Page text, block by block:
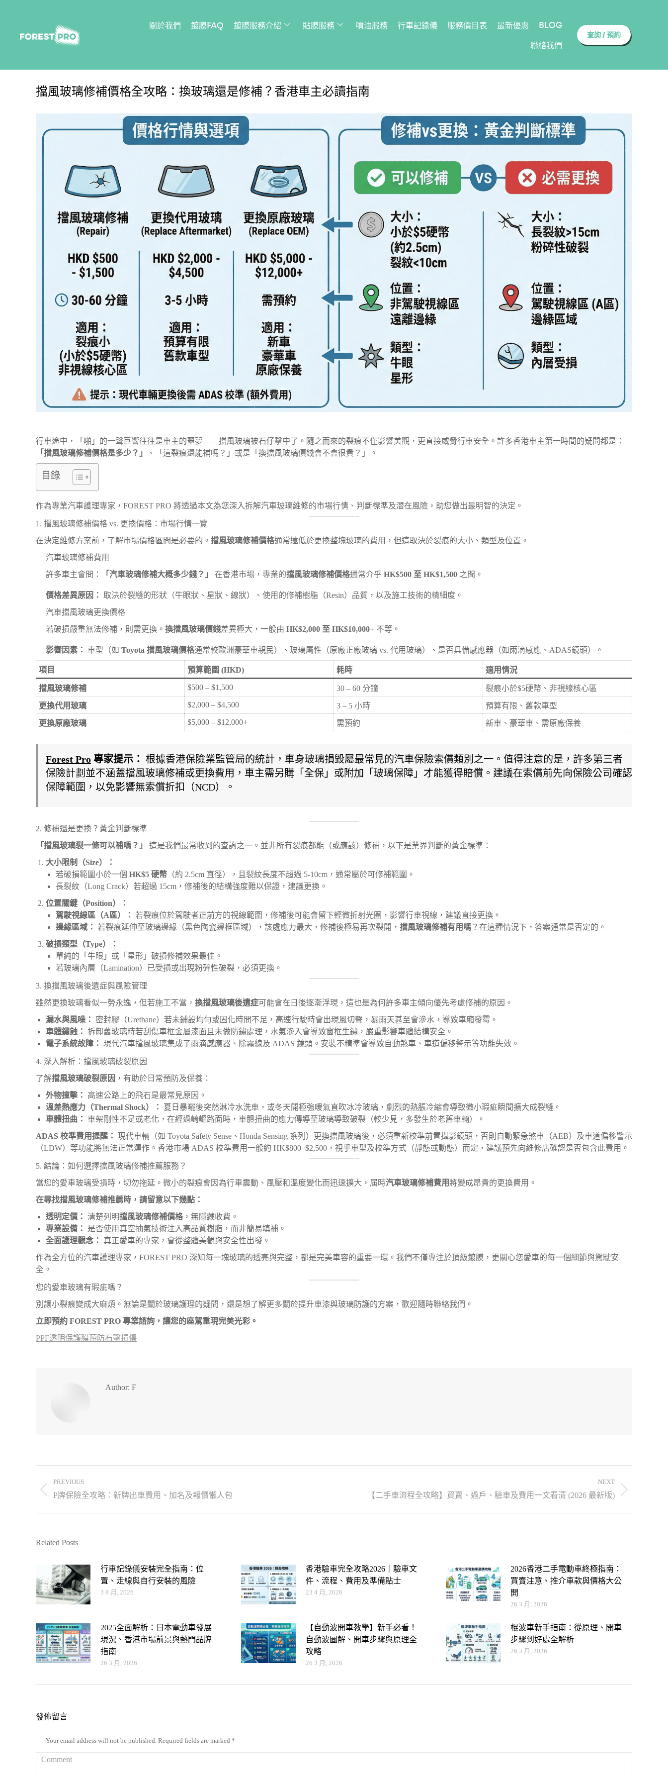
關於我們 鍍膜FAQ 鍍膜服務介紹 貼膜服務 噴油服務 行車記錄儀 服務價目表 最新優惠
BLOG
聯絡我們
查詢 / 預約
擋風玻璃修補價格全攻略：換玻璃還是修補？香港車主必讀指南
行車途中，「啪」的一聲巨響往往是車主的噩夢——擋風玻璃被石仔擊中了。隨之而來的裂痕不僅影響美觀，更直接威脅行車安全。許多香港車主第一時間的疑問都是：
「擋風玻璃修補價格是多少？」
、「這裂痕還能補嗎？」或是「換擋風玻璃價錢會不會很貴？」。
目錄
作為專業汽車護理專家，FOREST PRO 將透過本文為您深入拆解汽車玻璃維修的市場行情、判斷標準及潛在風險，助您做出最明智的決定。
1. 擋風玻璃修補價格 vs. 更換價格：市場行情一覽
在決定維修方案前，了解市場價格區間是必要的。 擋風玻璃修補價格通常遠低於更換整塊玻璃的費用，但這取決於裂痕的大小、類型及位置。
汽車玻璃修補費用
許多車主會問：
「汽車玻璃修補大概多少錢？」 在香港市場，專業的擋風玻璃修補價格通常介乎 HK$500 至 HK$1,500 之間。
價格差異原因： 取決於裂縫的形狀（牛眼狀、星狀、線狀）、使用的修補樹脂（Resin）品質，以及施工技術的精細度。
汽車擋風玻璃更換價格
若破損嚴重無法修補，則需更換。 換擋風玻璃價錢差異極大，一般由 HK$2,000 至 HK$10,000+ 不等。
影響因素： 車型（如 Toyota 擋風玻璃價格通常較歐洲豪華車親民）、玻璃屬性（原廠正廠玻璃 vs. 代用玻璃）、是否具備感應器（如雨滴感應、ADAS鏡頭）。
項目 預算範圍 (HKD) 耗時 適用情況
擋風玻璃修補 $500 – $1,500 30 – 60 分鐘 裂痕小於$5硬幣、非視線核心區
更換代用玻璃 $2,000 – $4,500 3 – 5 小時 預算有限、舊款車型
更換原廠玻璃 $5,000 – $12,000+ 需預約 新車、豪華車、需原廠保養
Forest Pro 專家提示： 根據香港保險業監管局的統計，車身玻璃損毀屬最常見的汽車保險索償類別之一。值得注意的是，許多第三者
保險計劃並不涵蓋擋風玻璃修補或更換費用，車主需另購「全保」或附加「玻璃保障」才能獲得賠償。建議在索償前先向保險公司確認
保障範圍，以免影響無索償折扣（NCD）。
2. 修補還是更換？黃金判斷標準
「擋風玻璃裂一條可以補嗎？」
這是我們最常收到的查詢之一。並非所有裂痕都能（或應該）修補，以下是業界判斷的黃金標準：
大小限制（Size）：
若破損範圍小於一個 HK$5 硬幣 （約 2.5cm 直徑），且裂紋長度不超過 5-10cm，通常屬於可修補範圍。
長裂紋（Long Crack）若超過 15cm，修補後的結構強度難以保證，建議更換。
位置關鍵（Position）：
駕駛視線區（A區）： 若裂痕位於駕駛者正前方的視線範圍，修補後可能會留下輕微折射光圈，影響行車視線，建議直接更換。
邊緣區域： 若裂痕延伸至玻璃邊緣（黑色陶瓷邊框區域），該處應力最大，修補後極易再次裂開， 擋風玻璃修補有用嗎 ？在這種情況下，答案通常是否定的。
破損類型（Type）：
單純的「牛眼」或「星形」破損修補效果最佳。
若玻璃內層（Lamination）已受損或出現粉碎性破裂，必須更換。
3. 換擋風玻璃後遺症與風險管理
雖然更換玻璃看似一勞永逸，但若施工不當， 換擋風玻璃後遺症可能會在日後逐漸浮現，這也是為何許多車主傾向優先考慮修補的原因。
漏水與風噪：
密封膠（Urethane）若未鋪設均勻或固化時間不足，高速行駛時會出現風切聲，暴雨天甚至會滲水，導致車廂發霉。
車體鏽蝕： 拆卸舊玻璃時若刮傷車框金屬漆面且未做防鏽處理，水氣滲入會導致窗框生鏽，嚴重影響車體結構安全。
電子系統故障： 現代汽車擋風玻璃集成了雨滴感應器、除霧線及 ADAS 鏡頭。安裝不精準會導致自動煞車、車道偏移警示等功能失效。
4. 深入解析：擋風玻璃破裂原因
了解擋風玻璃破裂原因 ，有助於日常預防及保養：
外物撞擊：
高速公路上的飛石是最常見原因。
溫差熱應力（Thermal Shock）：
夏日暴曬後突然淋冷水洗車，或冬天開極強暖氣直吹冰冷玻璃，劇烈的熱脹冷縮會導致微小瑕疵瞬間擴大成裂縫。
車體扭曲： 車架剛性不足或老化，在經過崎嶇路面時，車體扭曲的應力傳導至玻璃導致破裂（較少見，多發生於老舊車輛）。
ADAS 校準費用提醒： 現代車輛（如 Toyota Safety Sense、Honda Sensing 系列）更換擋風玻璃後，必須重新校準前置攝影鏡頭，否則自動緊急煞車（AEB）及車道偏移警示
（LDW）等功能將無法正常運作。香港市場 ADAS 校準費用一般約 HK$800–$2,500，視乎車型及校準方式（靜態或動態）而定，建議預先向維修店確認是否包含此費用。
5. 結論：如何選擇擋風玻璃修補推薦服務？
當您的愛車玻璃受損時，切勿拖延。微小的裂痕會因為行車震動、風壓和溫度變化而迅速擴大，屆時汽車玻璃修補費用將變成昂貴的更換費用。
在尋找擋風玻璃修補推薦時，請留意以下幾點：
透明定價： 清楚列明擋風玻璃修補價格，無隱藏收費。
專業設備：
是否使用真空抽氣技術注入高品質樹脂，而非簡易填補。
全面護理觀念：
真正愛車的專家，會從整體美觀與安全性出發。
作為全方位的汽車護理專家，FOREST PRO 深知每一塊玻璃的透亮與完整，都是完美車容的重要一環。我們不僅專注於頂級鍍膜，更關心您愛車的每一個細節與駕駛安
全。
您的愛車玻璃有瑕疵嗎？
別讓小裂痕變成大麻煩。無論是關於玻璃護理的疑問，還是想了解更多關於提升車漆與玻璃防護的方案，歡迎隨時聯絡我們。
立即預約 FOREST PRO 專業諮詢，讓您的座駕重現完美光彩。
PPF透明保護膜預防石擊損傷
Author: F
PREVIOUS
P牌保險全攻略：新牌出車費用、加名及報價懶人包
NEXT
【二手車流程全攻略】買賣、過戶、驗車及費用一文看清 (2026 最新版)
Related Posts
行車記錄儀安裝完全指南：位
置、走線與自行安裝的風險
3 8 月, 2026
香港驗車完全攻略2026｜驗車文
件、流程、費用及準備貼士
23 4 月, 2026
2026香港二手電動車終極指南：
買賣注意、推介車款與價格大公
開
26 3 月, 2026
2025全面解析：日本電動車發展
現況、香港市場前景與熱門品牌
指南
26 3 月, 2026
【自動波開車教學】新手必看！
自動波圖解、開車步驟與原理全
攻略
26 3 月, 2026
棍波車新手指南：從原理、開車
步驟到好處全解析
26 3 月, 2026
發佈留言
Your email address will not be published. Required fields are marked *
Comment